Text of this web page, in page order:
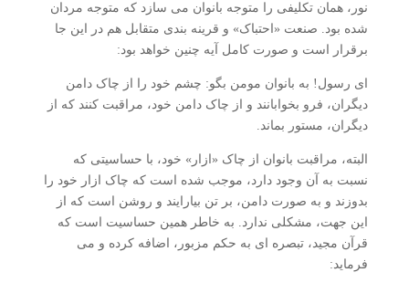
نور، همان تکلیفی را متوجه بانوان می سازد که متوجه مردان
شده بود. صنعت «احتباک» و قرینه بندی متقابل هم در این جا
برقرار است و صورت کامل آیه چنین خواهد بود:
ای رسول! به بانوان مومن بگو: چشم خود را از چاک دامن
دیگران، فرو بخوابانند و از چاک دامن خود، مراقبت کنند که از
دیگران، مستور بماند.
البته، مراقبت بانوان از چاک «ازار» خود، با حساسیتی که
نسبت به آن وجود دارد، موجب شده است که چاک ازار خود را
بدوزند و به صورت دامن، بر تن بیارایند و روشن است که از
این جهت، مشکلی ندارد. به خاطر همین حساسیت است که
قرآن مجید، تبصره ای به حکم مزبور، اضافه کرده و می
فرماید: